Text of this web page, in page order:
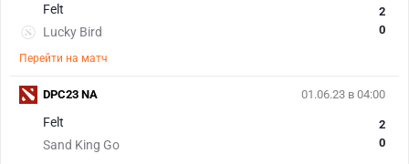
Felt
Lucky Bird
2
0
Перейти на матч
01.06.23 в 04:00
Felt
Sand King Go
2
0
DPC23 NA